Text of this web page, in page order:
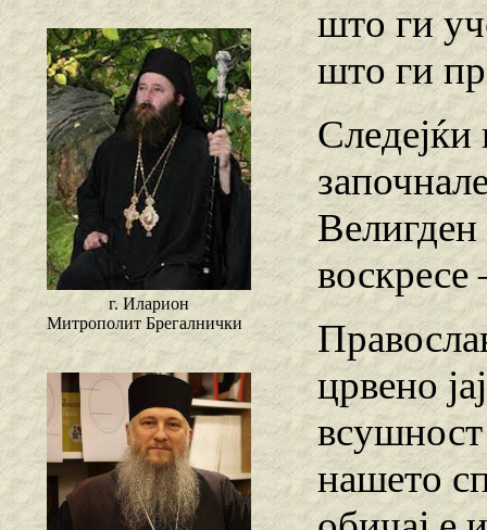
г. Иларион
Митрополит Брегалнички
што ги
што ги
Следејќи
Велигден
воскресе
црвено
нашето